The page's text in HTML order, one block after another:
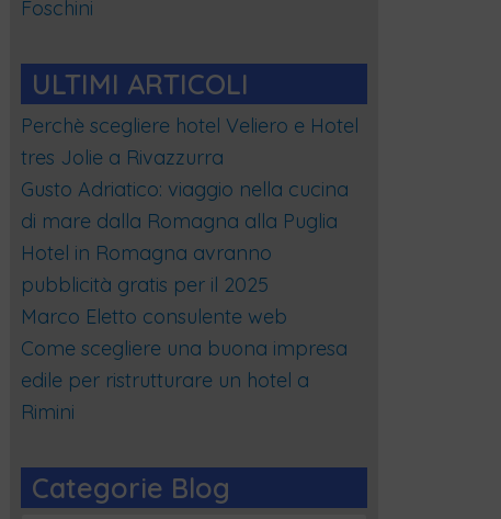
Foschini
ULTIMI ARTICOLI
Perchè scegliere hotel Veliero e Hotel
tres Jolie a Rivazzurra
Gusto Adriatico: viaggio nella cucina
di mare dalla Romagna alla Puglia
Hotel in Romagna avranno
pubblicità gratis per il 2025
Marco Eletto consulente web
Come scegliere una buona impresa
edile per ristrutturare un hotel a
Rimini
Categorie Blog